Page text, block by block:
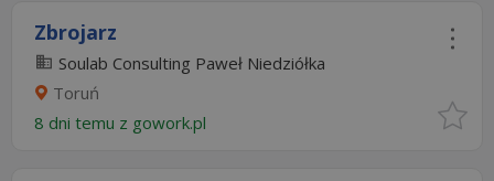
Zbrojarz
Soulab Consulting Paweł Niedziółka
Toruń
8 dni temu z gowork.pl